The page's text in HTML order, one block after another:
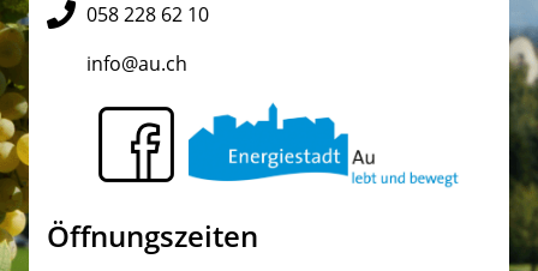
058 228 62 10
info@au.ch
Öffnungszeiten